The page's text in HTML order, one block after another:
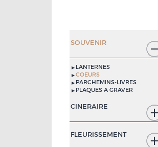
SOUVENIR
LANTERNES
COEURS
PARCHEMINS-LIVRES
PLAQUES A GRAVER
CINERAIRE
FLEURISSEMENT